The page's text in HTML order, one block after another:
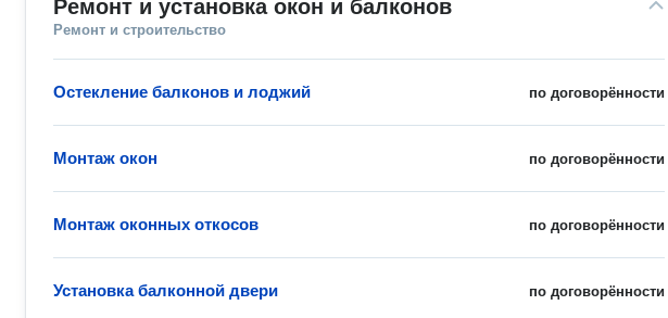
Ремонт и установка окон и балконов
Ремонт и строительство
по договорённости
Остекление балконов и лоджий
по договорённости
Монтаж окон
по договорённости
Монтаж оконных откосов
по договорённости
Установка балконной двери